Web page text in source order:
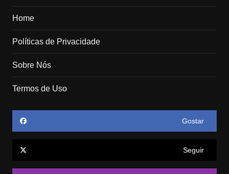
Home
Políticas de Privacidade
Sobre Nós
Termos de Uso
Gostar
Seguir